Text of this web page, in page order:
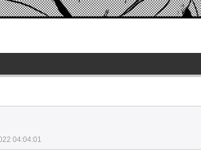
04:04:01